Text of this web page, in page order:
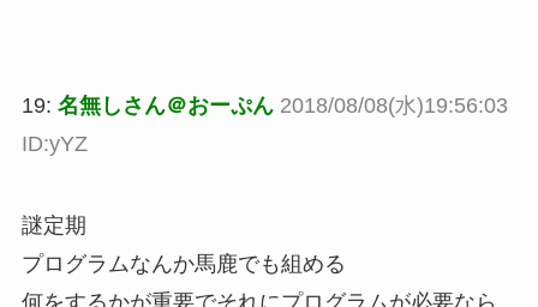
19: 名無しさん＠おーぷん 2018/08/08(水)19:56:03
ID:yYZ
謎定期
プログラムなんか馬鹿でも組める